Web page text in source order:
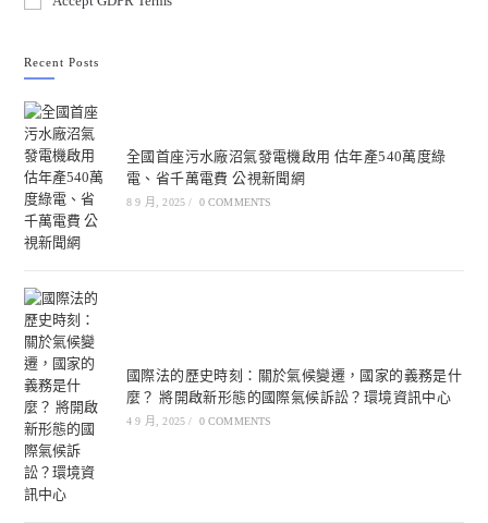
Recent Posts
全國首座污水廠沼氣發電機啟用 估年產540萬度綠
電、省千萬電費 公視新聞網
8 9 月, 2025 / 0 COMMENTS
國際法的歷史時刻：關於氣候變遷，國家的義務是什
麼？ 將開啟新形態的國際氣候訴訟？環境資訊中心
4 9 月, 2025 / 0 COMMENTS